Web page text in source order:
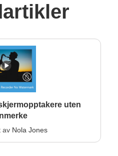
uten
av Nola Jones